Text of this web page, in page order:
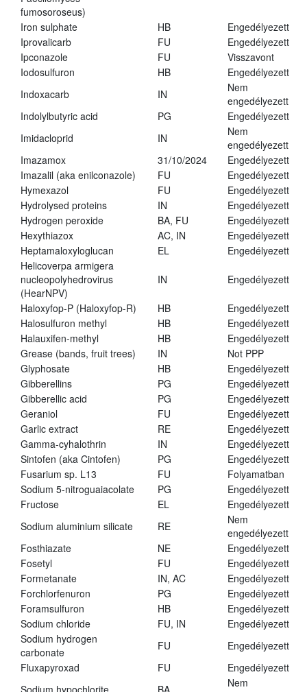
fumosoroseus)
Iron sulphate HB
Engedélyezett
Iprovalicarb
FU
Engedélyezett
Ipconazole
FU
Visszavont
Iodosulfuron
HB
Engedélyezett
Indoxacarb
IN
Nem
engedélyezett
Indolylbutyric acid
PG
Engedélyezett
Imidacloprid
IN
Nem
engedélyezett
Imazamox
31/10/2024
Engedélyezett
Imazalil (aka enilconazole)
FU
Engedélyezett
Hymexazol
FU
Engedélyezett
Hydrolysed proteins
IN
Engedélyezett
Hydrogen peroxide
BA, FU
Engedélyezett
Hexythiazox
AC, IN
Engedélyezett
Heptamaloxyloglucan
EL
Engedélyezett
Helicoverpa armigera
nucleopolyhedrovirus
(HearNPV)
IN Engedélyezett
Haloxyfop-P (Haloxyfop-R) HB
Engedélyezett
Halosulfuron methyl
HB
Engedélyezett
Halauxifen-methyl
HB
Engedélyezett
Grease (bands, fruit trees)
IN
Not PPP
Glyphosate
HB
Engedélyezett
Gibberellins
PG
Engedélyezett
Gibberellic acid
PG
Engedélyezett
Geraniol
FU
Engedélyezett
Garlic extract
RE
Engedélyezett
Gamma-cyhalothrin
IN
Engedélyezett
Sintofen (aka Cintofen)
PG
Engedélyezett
Fusarium sp. L13
FU
Folyamatban
Sodium 5-nitroguaiacolate
PG
Engedélyezett
Fructose
EL
Engedélyezett
Sodium aluminium silicate
RE
Nem
engedélyezett
Fosthiazate
NE
Engedélyezett
Fosetyl
FU
Engedélyezett
Formetanate
IN, AC
Engedélyezett
Forchlorfenuron
PG
Engedélyezett
Foramsulfuron
HB
Engedélyezett
Sodium chloride
FU, IN
Engedélyezett
Sodium hydrogen
carbonate
FU
Engedélyezett
Fluxapyroxad
FU
Engedélyezett
Nem